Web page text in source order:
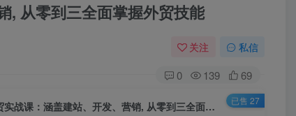
, 从零到三全面掌握外贸技能
关注 私信
0 139 69
2025AI外贸实战课：涵盖建站、开发、营销, 从零到三全面掌握外贸技能 已售 27